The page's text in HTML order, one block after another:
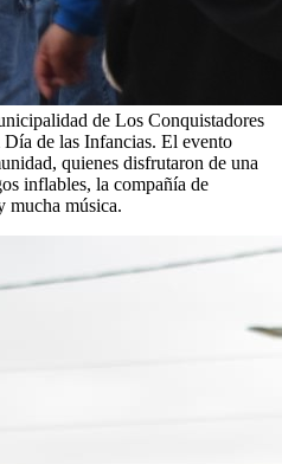
de Los Conquistadores
de las Infancias. El evento
quienes disfrutaron de una
inflables, la compañía de
mucha música.